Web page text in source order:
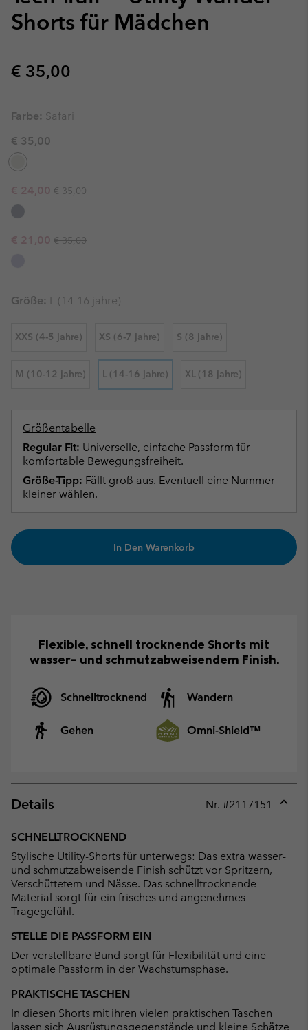
Shorts für Mädchen
Regular price:
€ 35,00
Farbe: Safari
€ 35,00
Sale price:
€ 24,00 Regular price:
€ 35,00
Sale price:
€ 21,00 Regular price:
€ 35,00
Größe: L (14-16 jahre)
XXS (4-5 jahre) XS (6-7 jahre) S (8 jahre)
M (10-12 jahre) L (14-16 jahre) XL (18 jahre)
Größentabelle
Regular Fit: Universelle, einfache Passform für
komfortable Bewegungsfreiheit.
Größe-Tipp: Fällt groß aus. Eventuell eine Nummer
kleiner wählen.
In Den Warenkorb
Flexible, schnell trocknende Shorts mit
wasser- und schmutzabweisendem Finish.
Schnelltrocknend Wandern
Gehen Omni-Shield™
Details Nr. #2117151
SCHNELLTROCKNEND
Stylische Utility-Shorts für unterwegs: Das extra wasser-
und schmutzabweisende Finish schützt vor Spritzern,
Verschüttetem und Nässe. Das schnelltrocknende
Material sorgt für ein frisches und angenehmes
Tragegefühl.
STELLE DIE PASSFORM EIN
Der verstellbare Bund sorgt für Flexibilität und eine
optimale Passform in der Wachstumsphase.
PRAKTISCHE TASCHEN
In diesen Shorts mit ihren vielen praktischen Taschen
lassen sich Ausrüstungsgegenstände und kleine Schätze